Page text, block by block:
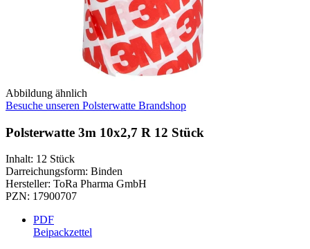
Abbildung ähnlich
Besuche unseren Polsterwatte Brandshop
Polsterwatte 3m 10x2,7 R 12 Stück
Inhalt: 12 Stück
Darreichungsform: Binden
Hersteller: ToRa Pharma GmbH
PZN: 17900707
PDF
Beipackzettel